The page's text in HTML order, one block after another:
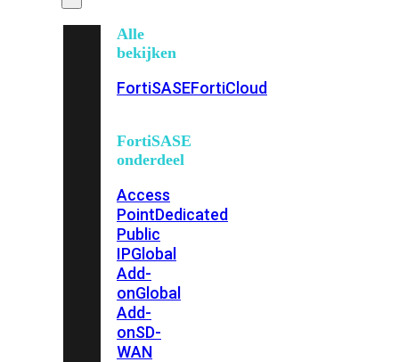
Alle
bekijken
FortiSASEFortiCloud
FortiSASE
onderdeel
Access
PointDedicated
Public
IPGlobal
Add-
onGlobal
Add-
onSD-
WAN